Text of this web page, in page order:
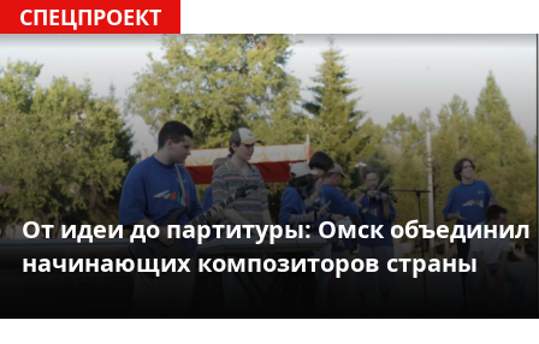
СПЕЦПРОЕКТ
От идеи до партитуры: Омск объединил
начинающих композиторов страны